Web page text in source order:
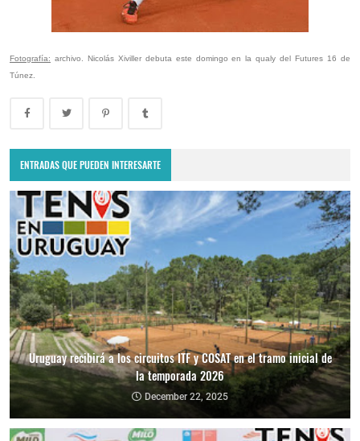
Fotografía: archivo. Nicolás Xiviller debuta este domingo en la qualy del Futures 16 de
Túnez.
ENTRADAS QUE PUEDEN INTERESARTE
Uruguay recibirá a los circuitos ITF y COSAT en el tramo inicial de
la temporada 2026
December 22, 2025